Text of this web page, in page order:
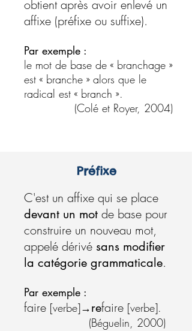
obtient après avoir enlevé un
affixe (préfixe ou suffixe).
Par exemple :
le mot de base de « branchage »
est « branche » alors que le
radical est « branch ».
(Colé et Royer, 2004)
Préfixe
C'est un affixe qui se place
devant un mot de base pour
construire un nouveau mot,
appelé dérivé sans modifier
la catégorie grammaticale.
Par exemple :
faire [verbe]→refaire [verbe].
(Béguelin, 2000)